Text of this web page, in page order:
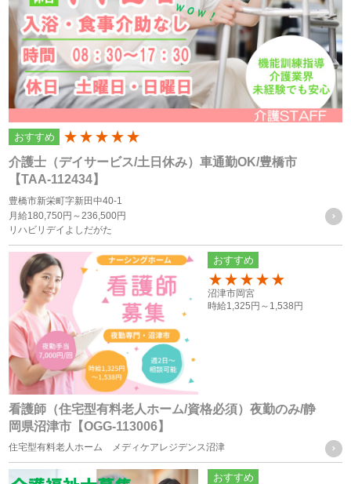
います）のプライバシーを尊重し、ユーザーの個人情報の管
理に細心の注意を払い、これを取扱うものとします。
個人情報の利用目的
個人情報の利用目的は以下の通りです。利用目的を超えて利
当サイトにおけるユーザーへのサービスの提供
本サービスの利用に伴う連絡・各種お知らせ等の配信・送
付
ユーザーの承諾・申込みに基づく、本サービス利用企業等
への個人情報の提供
属性情報･端末情報・位置情報・行動履歴等に基づく広
告・コンテンツ等の配信・表示、本サービスの提供
本サービスの改善・新規サービスの開発・マーケティング
活動
本サービスに関するご意見、お問い合わせの確認・回答
個人情報の第三者への提供
当社は、次に掲げる場合を除き、お客様の個人情報を第三者
介護士（デイサービス/土日休み）車通勤OK/豊橋市
【TAA-112434】
豊橋市新栄町字新田中40-1
月給180,750円～ 236,500円
リハビリデイよしだがた
おすすめ
200
看護師（住宅型有料老人ホーム/資格必須）夜勤のみ/静
岡県沼津市【OGG-113006】
住宅型有料老人ホーム メディケアレジデンス沼津
おすすめ
150
沼津市岡宮
時給1,325円～ 1,538円
おすすめ